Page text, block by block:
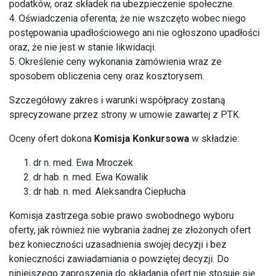
podatków, oraz składek na ubezpieczenie społeczne.
4. Oświadczenia oferenta, że nie wszczęto wobec niego
postępowania upadłościowego ani nie ogłoszono upadłości
oraz, że nie jest w stanie likwidacji.
5. Określenie ceny wykonania zamówienia wraz ze
sposobem obliczenia ceny oraz kosztorysem.
Szczegółowy zakres i warunki współpracy zostaną
sprecyzowane przez strony w umowie zawartej z PTK.
Oceny ofert dokona Komisja Konkursowa w składzie:
dr n. med. Ewa Mroczek
dr hab. n. med. Ewa Kowalik
dr hab. n. med. Aleksandra Ciepłucha
Komisja zastrzega sobie prawo swobodnego wyboru
oferty, jak również nie wybrania żadnej ze złożonych ofert
bez konieczności uzasadnienia swojej decyzji i bez
konieczności zawiadamiania o powziętej decyzji. Do
niniejszego zaproszenia do składania ofert nie stosuje się